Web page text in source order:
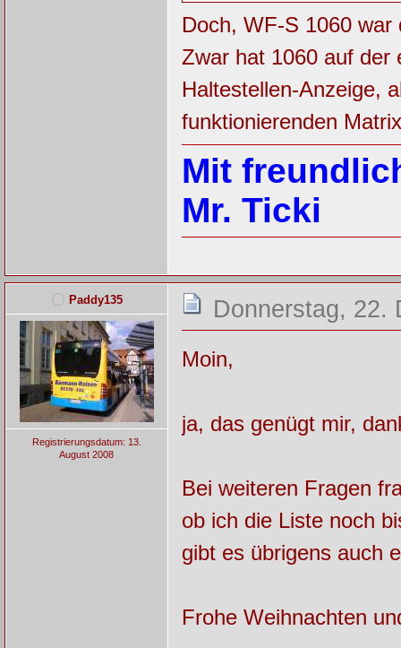
Doch, WF-S 1060
Zwar hat 1060 auf der
Haltestellen-Anzeige,
funktionierenden
Mit
Mr. Ticki
Paddy135
Registrierungsdatum: 13.
August 2008
Donnerstag, 22.
Moin,
ja, das genügt mir,
Bei weiteren Fragen
ob ich die Liste noch
gibt es übrigens auch
Frohe Weihnachten